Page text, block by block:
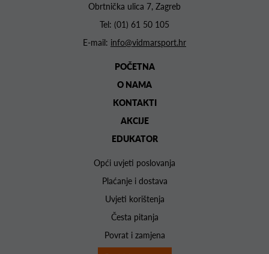
Obrtnička ulica 7, Zagreb
Tel: (01) 61 50 105
E-mail: info@vidmarsport.hr
POČETNA
O NAMA
KONTAKTI
AKCIJE
EDUKATOR
Opći uvjeti poslovanja
Plaćanje i dostava
Uvjeti korištenja
Česta pitanja
Povrat i zamjena